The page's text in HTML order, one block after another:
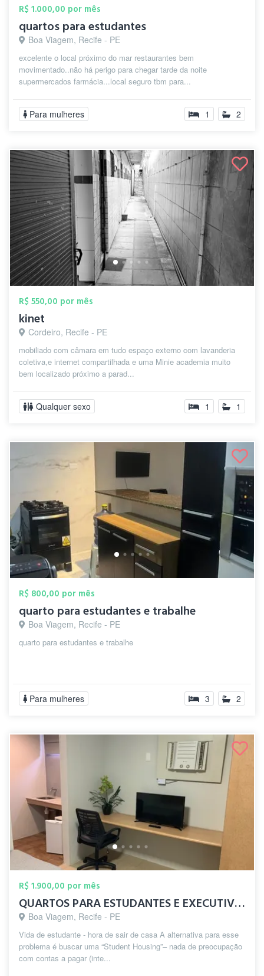
R$ 1.000,00 por mês
quartos para estudantes
Boa Viagem, Recife - PE
excelente o local próximo do mar restaurantes bem
movimentado..não há perigo para chegar tarde da noite
supermercados farmácia...local seguro tbm para...
Para mulheres 1 2
R$ 550,00 por mês
kinet
Cordeiro, Recife - PE
mobiliado com câmara em tudo espaço externo com lavanderia
coletiva,e internet compartilhada e uma Minie academia muito
bem localizado próximo a parad...
Qualquer sexo 1 1
R$ 800,00 por mês
quarto para estudantes e trabalhe
Boa Viagem, Recife - PE
quarto para estudantes e trabalhe
Para mulheres 3 2
R$ 1.900,00 por mês
QUARTOS PARA ESTUDANTES E EXECUTIVOS EM ...
Boa Viagem, Recife - PE
Vida de estudante - hora de sair de casa A alternativa para esse
problema é buscar uma “Student Housing”– nada de preocupação
com contas a pagar (inte...